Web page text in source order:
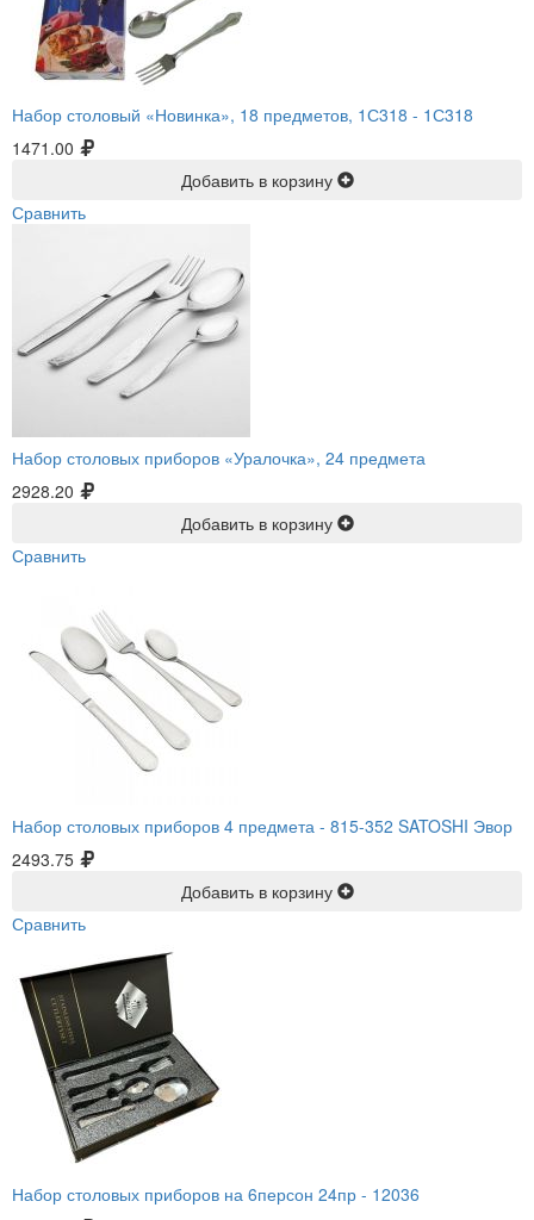
Набор столовый «Новинка», 18 предметов, 1С318 - 1С318
1471.00
Добавить в корзину
Сравнить
Набор столовых приборов «Уралочка», 24 предмета
2928.20
Добавить в корзину
Сравнить
Набор столовых приборов 4 предмета - 815-352 SATOSHI Эвор
2493.75
Добавить в корзину
Сравнить
Набор столовых приборов на 6персон 24пр - 12036